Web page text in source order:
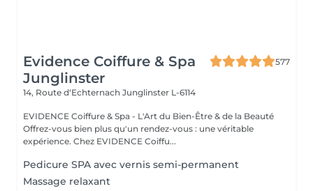
Evidence Coiffure & Spa
Junglinster
577
14, Route d‘Echternach Junglinster L-6114
EVIDENCE Coiffure & Spa - L'Art du Bien-Être & de la Beauté
Offrez-vous bien plus qu'un rendez-vous : une véritable
expérience. Chez EVIDENCE Coiffu...
Pedicure SPA avec vernis semi-permanent
Massage relaxant